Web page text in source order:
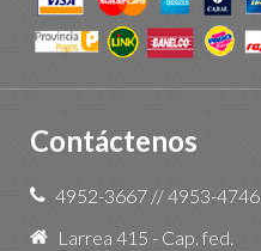
Contáctenos
4952-3667 //4953-4746
Larrea 415 - Cap. fed.